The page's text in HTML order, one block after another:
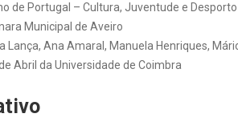
de Portugal – Cultura, Juventude e
Municipal de Aveiro
Lança, Ana Amaral, Manuela Henriques,
Abril da Universidade de Coimbra